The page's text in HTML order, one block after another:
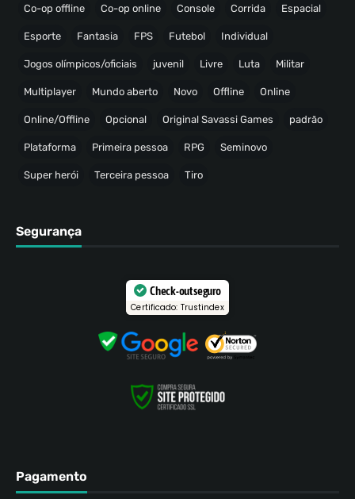
Co-op offline Co-op online Console Corrida Espacial
Esporte Fantasia FPS Futebol Individual
Jogos olímpicos/oficiais juvenil Livre Luta Militar
Multiplayer Mundo aberto Novo Offline Online
Online/Offline Opcional Original Savassi Games padrão
Plataforma Primeira pessoa RPG Seminovo
Super herói Terceira pessoa Tiro
Segurança
Check-out seguro
Certificado: Trustindex
Pagamento